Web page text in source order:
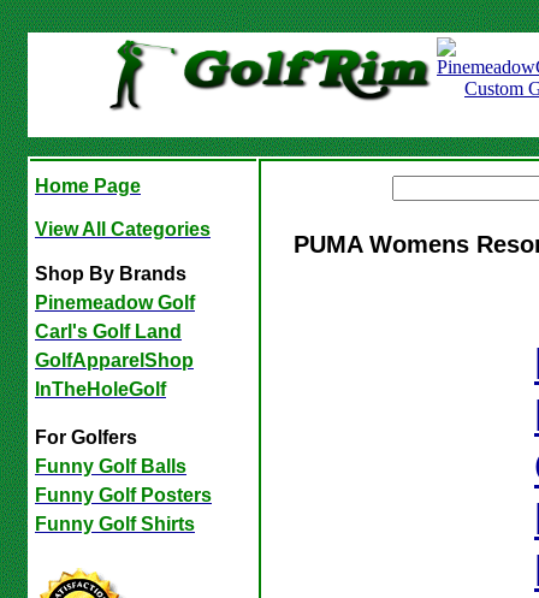
Home Page
View All Categories
Shop By Brands
Pinemeadow Golf
Carl's Golf Land
GolfApparelShop
InTheHoleGolf
For Golfers
Funny Golf Balls
Funny Golf Posters
Funny Golf Shirts
PUMA Womens